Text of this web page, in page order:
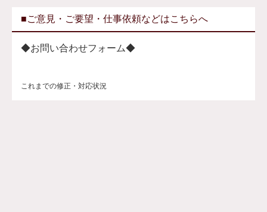
■ご意見・ご要望・仕事依頼などはこちらへ
◆お問い合わせフォーム◆
これまでの修正・対応状況